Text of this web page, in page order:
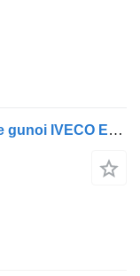
Disc frână 1908578 pentru maşina de gunoi IVECO EuroCargo (03.2008->)